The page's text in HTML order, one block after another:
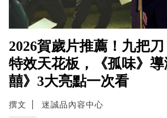
2026賀歲片推薦！九把
特效天花板，《孤味》
囍》3大亮點一次看
撰文 迷誠品內容中心